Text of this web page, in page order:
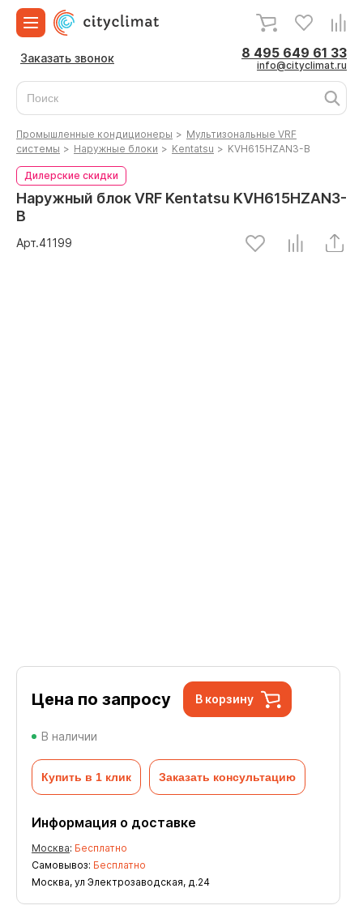
Заказать звонок 8 495 649 61 33
info@cityclimat.ru
Промышленные кондиционеры > Мультизональные VRF
системы > Наружные блоки > Kentatsu > KVH615HZAN3-B
Дилерские скидки
Наружный блок VRF Kentatsu KVH615HZAN3-
B
Арт.41199
Цена по запросу В корзину
В наличии
Купить в 1 клик Заказать консультацию
Информация о доставке
Москва: Бесплатно
Самовывоз: Бесплатно
Москва, ул Электрозаводская, д.24